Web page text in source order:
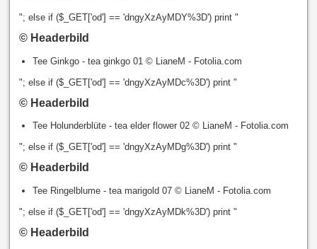
"; else if ($_GET['od'] == 'dngyXzAyMDY%3D') print "
© Headerbild
Tee Ginkgo - tea ginkgo 01 © LianeM - Fotolia.com
"; else if ($_GET['od'] == 'dngyXzAyMDc%3D') print "
© Headerbild
Tee Holunderblüte - tea elder flower 02 © LianeM - Fotolia.com
"; else if ($_GET['od'] == 'dngyXzAyMDg%3D') print "
© Headerbild
Tee Ringelblume - tea marigold 07 © LianeM - Fotolia.com
"; else if ($_GET['od'] == 'dngyXzAyMDk%3D') print "
© Headerbild